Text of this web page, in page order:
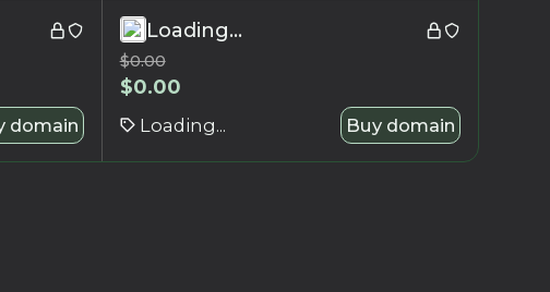
domain
Loading...
$0.00
$0.00
Loading... Buy domain